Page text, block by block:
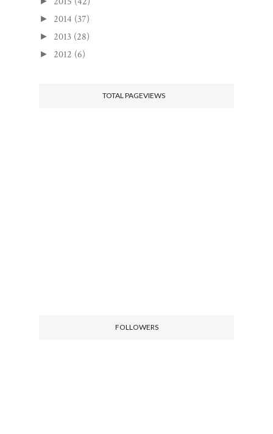
► 2014 (37)
► 2013 (28)
► 2012 (6)
TOTAL PAGEVIEWS
FOLLOWERS